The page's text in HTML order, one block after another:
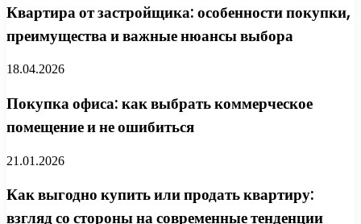
Квартира от застройщика: особенности покупки,
преимущества и важные нюансы выбора
18.04.2026
Покупка офиса: как выбрать коммерческое
помещение и не ошибиться
21.01.2026
Как выгодно купить или продать квартиру:
взгляд со стороны на современные тенденции